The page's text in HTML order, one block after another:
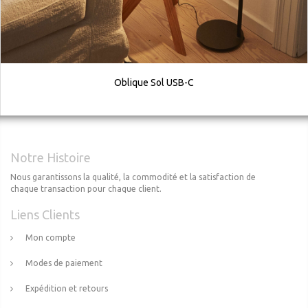
Oblique Sol USB-C
Notre Histoire
Nous garantissons la qualité, la commodité et la satisfaction de
chaque transaction pour chaque client.
Liens Clients
Mon compte
Modes de paiement
Expédition et retours